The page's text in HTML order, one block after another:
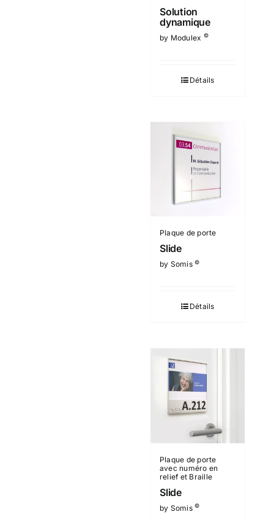
Solution
dynamique
by Modulex ©
Détails
Plaque de porte
Slide
by Somis©
Détails
Plaque de porte
avec numéro en
relief et Braille
Slide
by Somis©